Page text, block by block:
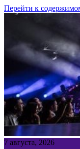
Перейти к
7 августа, 2026